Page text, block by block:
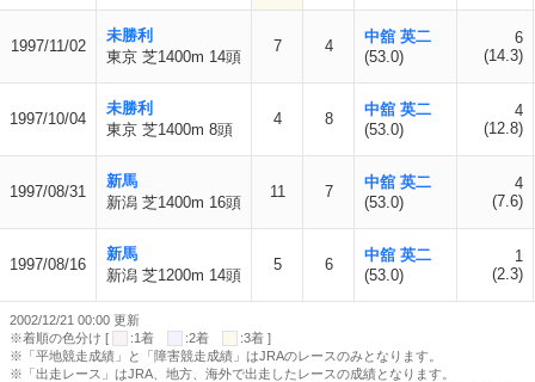
1997/11/02
未勝利
東京 芝1400m 14頭
7 4
中舘 英二
(53.0)
6
(14.3)
1997/10/04
未勝利
東京 芝1400m 8頭
4 8
中舘 英二
(53.0)
4
(12.8)
1997/08/31
新馬
新潟 芝1400m 16頭
11 7
中舘 英二
(53.0)
4
(7.6)
1997/08/16
新馬
新潟 芝1200m 14頭
5 6
中舘 英二
(53.0)
1
(2.3)
2002/12/21 00:00 更新
※着順の色分け [
:1着 :2着
:3着 ]
※「平地競走成績」と「障害競走成績」はJRAのレースのみとなります。
※「出走レース」はJRA、地方、海外で出走したレースの成績となります。